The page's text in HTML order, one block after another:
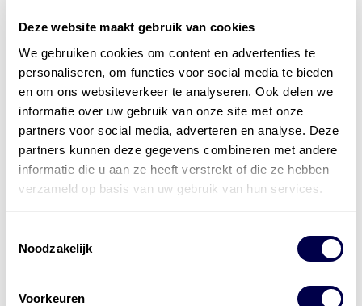
Deze website maakt gebruik van cookies
We gebruiken cookies om content en advertenties te
personaliseren, om functies voor social media te bieden
en om ons websiteverkeer te analyseren. Ook delen we
informatie over uw gebruik van onze site met onze
partners voor social media, adverteren en analyse. Deze
partners kunnen deze gegevens combineren met andere
informatie die u aan ze heeft verstrekt of die ze hebben
verzameld op basis van uw gebruik van hun services.
Noodzakelijk
Voorkeuren
Officieel distributeur met Mobil Smeermiddelen
voor alle sectoren
Welke olie heb ik nodig
Alle producten bekijken
ReferentiesKwikfit,Roba,de Groot